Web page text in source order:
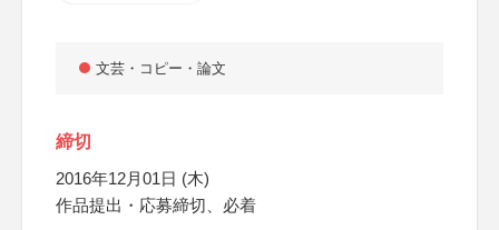
文芸・コピー・論文
締切
2016年12月01日 (木)
作品提出・応募締切、必着